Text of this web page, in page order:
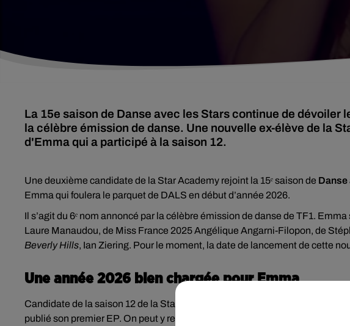
La 15e saison de Danse avec les Stars continue de dévoiler
la célèbre émission de danse. Une nouvelle ex-élève de la
d'Emma qui a participé à la saison 12.
Une deuxième candidate de la Star Academy rejoint la 15ᵉ saison de Danse
Emma qui foulera le parquet de DALS en début d’année 2026.
Il s’agit du 6ᵉ nom annoncé par la célèbre émission de danse de TF1.
Laure Manaudou, de Miss France 2025 Angélique Angarni-Filopon, de
Beverly Hills, Ian Ziering. Pour le moment, la date de lancement de cette
Une année 2026 bien chargée pour Emma
Candidate de la saison 12 de la Star Academy aux côtés de Marguerite,
publié son premier EP. On peut y retrouver les titres